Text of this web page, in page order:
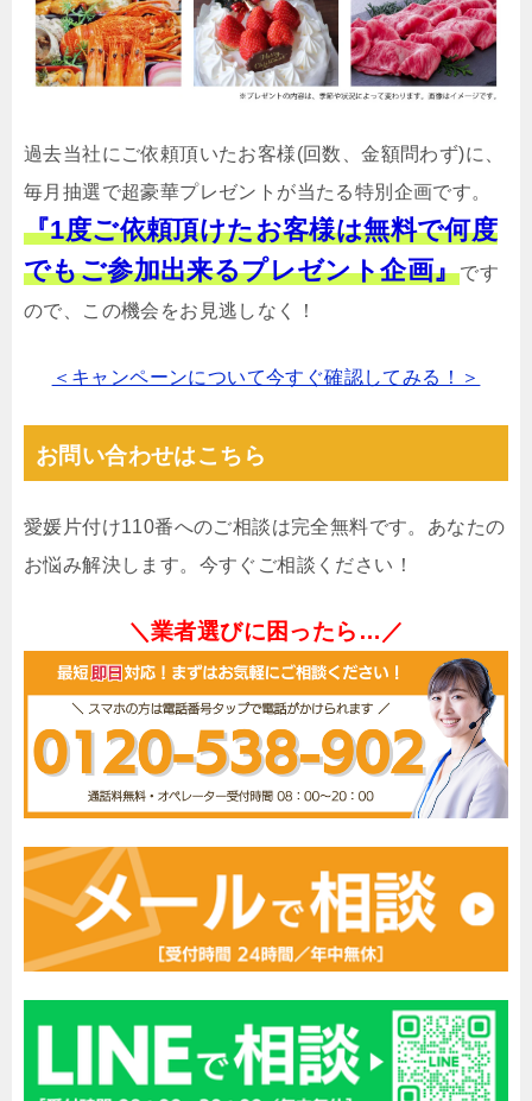
過去当社にご依頼頂いたお客様(回数、金額問わず)に、
毎月抽選で超豪華プレゼントが当たる特別企画です。
『1度ご依頼頂けたお客様は無料で何度
でもご参加出来るプレゼント企画』です
ので、この機会をお見逃しなく！
＜キャンペーンについて今すぐ確認してみる！＞
お問い合わせはこちら
愛媛片付け110番へのご相談は完全無料です。あなたの
お悩み解決します。今すぐご相談ください！
＼業者選びに困ったら…／